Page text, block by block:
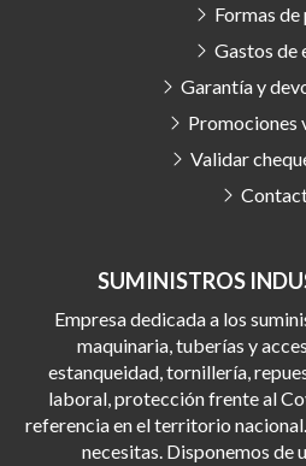
SUMINISTROS
Empresa dedicada a los
maquinaria, tuberías y
estanqueidad, tornillería,
laboral, protección frente al
referencia en el territorio
necesitas. Disponemos de
Formas de
Gastos de
Garantía y
Promociones
Validar